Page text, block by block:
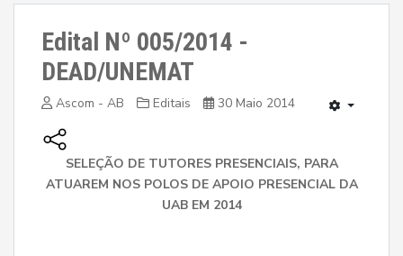
Edital Nº 005/2014 -
DEAD/UNEMAT
Ascom - AB Editais 30 Maio 2014
SELEÇÃO DE TUTORES PRESENCIAIS, PARA
ATUAREM NOS POLOS DE APOIO PRESENCIAL DA
UAB EM 2014